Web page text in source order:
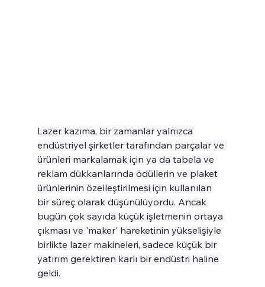
Lazer kazıma, bir zamanlar yalnızca
endüstriyel şirketler tarafından parçalar ve
ürünleri markalamak için ya da tabela ve
reklam dükkanlarında ödüllerin ve plaket
ürünlerinin özelleştirilmesi için kullanılan
bir süreç olarak düşünülüyordu. Ancak
bugün çok sayıda küçük işletmenin ortaya
çıkması ve 'maker' hareketinin yükselişiyle
birlikte lazer makineleri, sadece küçük bir
yatırım gerektiren karlı bir endüstri haline
geldi.